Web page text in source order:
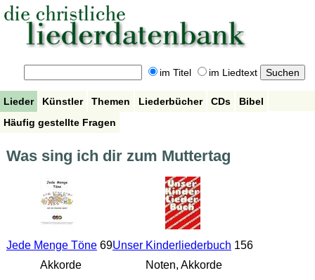
im Titel im Liedtext
Lieder Künstler Themen Liederbücher CDs
Bibel
Häufig gestellte Fragen
Was sing ich dir zum Muttertag
Jede Menge Töne69
Akkorde
Unser Kinderliederbuch 156
Noten, Akkorde